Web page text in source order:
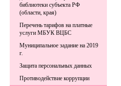
библиотеки субъекта РФ
(области, края)
Перечень тарифов на платные
услуги МБУК ВЦБС
Муниципальное задание на 2019
г.
Защита персональных данных
Противодействие коррупции